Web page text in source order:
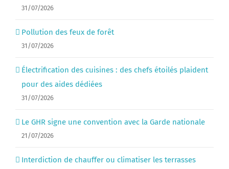
31/07/2026
Pollution des feux de forêt
31/07/2026
Électrification des cuisines : des chefs étoilés plaident
pour des aides dédiées
31/07/2026
Le GHR signe une convention avec la Garde nationale
21/07/2026
Interdiction de chauffer ou climatiser les terrasses